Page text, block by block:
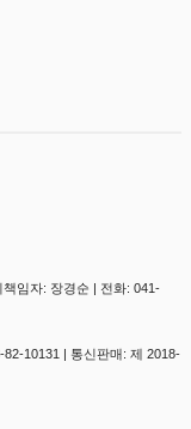
임자: 장경순 | 전화: 041-
82-10131 | 통신판매: 제 2018-